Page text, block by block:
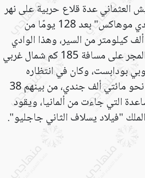
العثماني عدة قلاع حربية على نهر
الطونة وصل إلى "وادي موهاكس" بعد 128 يومًا من
كيلومتر من السير، وهذا الوادي
يقع الآن جنوبي بلاد المجر على مسافة 185 كم شمال غربي
كم جنوبي بودابست، وكان في انتظاره
الجيش المجري البالغ نحو مائتي ألف جندي، من بينهم 38
التي جاءت من ألمانيا، ويقود
"فيلاد يسلاف الثاني جاجليو."